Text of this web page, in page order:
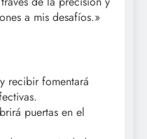
a mis desafíos.»
recibir fomentará
puertas en el